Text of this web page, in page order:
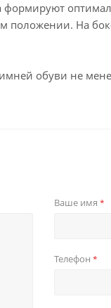
формируют
положении. На
обуви не
Ваше имя *
Телефон *